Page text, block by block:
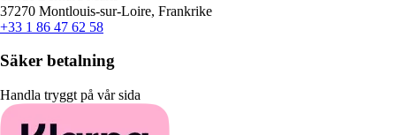
37270 Montlouis-sur-Loire, Frankrike
+33 1 86 47 62 58
Säker betalning
Handla tryggt på vår sida